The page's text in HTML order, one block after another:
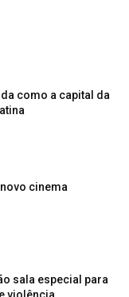
como a capital da
cinema
sala especial para